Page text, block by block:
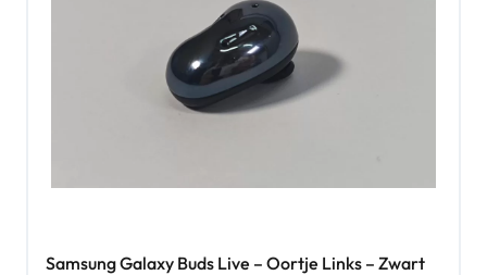
Samsung Galaxy Buds Live – Oortje Links – Zwart